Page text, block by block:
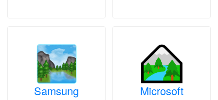
Samsung Microsoft